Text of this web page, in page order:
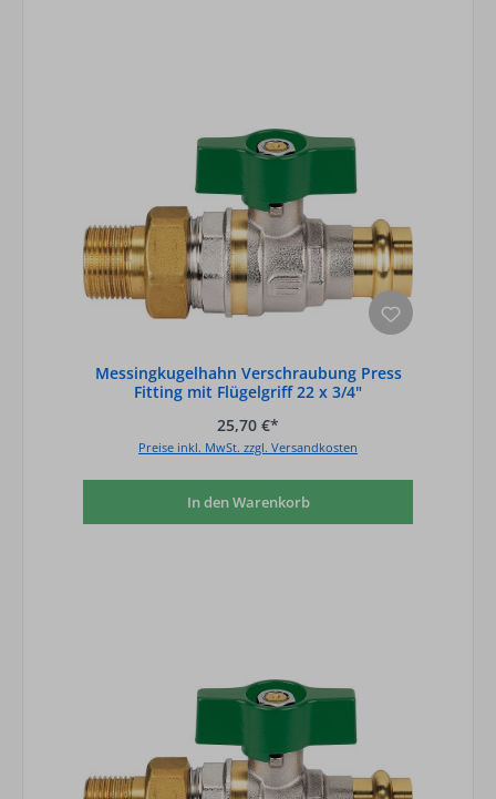
Messingkugelhahn Verschraubung Press
Fitting mit Flügelgriff 22 x 3/4"
25,70 €*
Preise inkl. MwSt. zzgl. Versandkosten
In den Warenkorb